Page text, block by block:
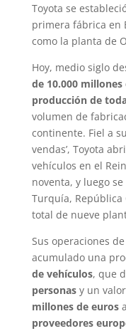
Toyota se
primera fábrica en
como la planta de
Hoy, medio siglo
de 10.000
producción de
volumen de
continente. Fiel a
vendas’, Toyota
vehículos en el
noventa, y luego
Turquía, República
total de nueve
Sus operaciones
acumulado una
de vehículos, que
personasy un
millones de euros
proveedores